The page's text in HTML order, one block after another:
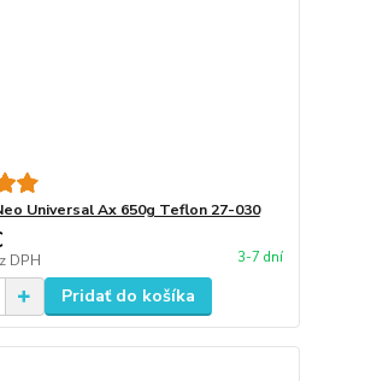
Universal Ax 650g Teflon 27-030
DPH 3-7 dní
Pridať do košíka